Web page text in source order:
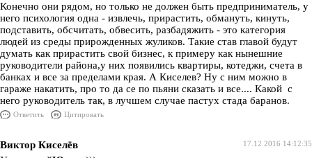
Конечно они рядом, но только не должен быть предприниматель, у
него психология одна - извлечь, прирастить, обмануть, кинуть,
подставить, обсчитать, обвесить, разбадяжить - это категория
людей из среды прирожденных жуликов. Такие став главой будут
думать как прирастить свой бизнес, к примеру как нынешние
руководители района,у них появились квартиры, котеджи, счета в
банках и все за пределами края. А Киселев? Ну с ним можно в
гараже накатить, про то да се по пьяни сказать и все.... Какой с
него руководитель так, в лучшем случае пастух стада баранов.
Ответить Цитировать
17.12.2016 14:12:35
Виктор Киселёв